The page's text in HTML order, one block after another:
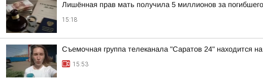
Лишённая прав мать получила 5 миллионов за
15:18
Съемочная группа телеканала "Саратов 24" находится
15:53